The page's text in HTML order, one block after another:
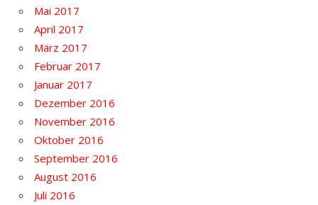
Mai 2017
April 2017
März 2017
Februar 2017
Januar 2017
Dezember 2016
November 2016
Oktober 2016
September 2016
August 2016
Juli 2016